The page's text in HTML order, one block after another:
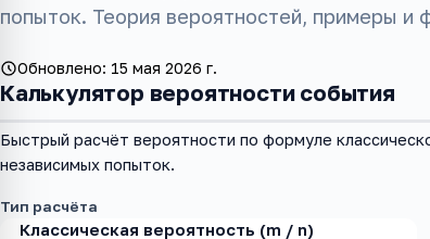
попыток. Теория вероятностей, примеры и
Обновлено: 15 мая 2026 г.
Калькулятор вероятности события
Быстрый расчёт вероятности по формуле
независимых попыток.
Тип расчёта